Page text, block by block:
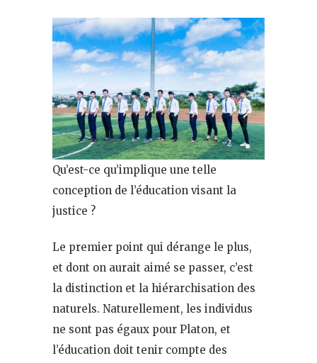
Qu’est-ce qu’implique une telle
conception de l’éducation visant la
justice ?
Le premier point qui dérange le plus,
et dont on aurait aimé se passer, c’est
la distinction et la hiérarchisation des
naturels. Naturellement, les individus
ne sont pas égaux pour Platon, et
l’éducation doit tenir compte des